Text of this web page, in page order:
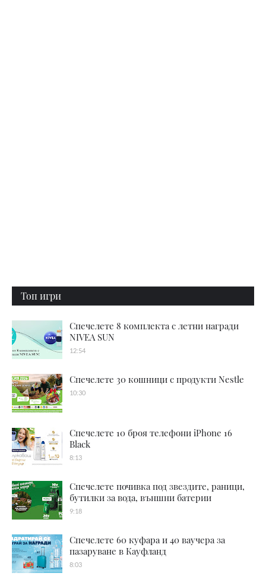
Топ игри
Спечелете 8 комплекта с летни награди
NIVEA SUN
12:54
Спечелете 30 кошници с продукти Nestle
10:30
Спечелете 10 броя телефони iPhone 16
Black
8:13
Спечелете почивка под звездите, раници,
бутилки за вода, външни батерии
9:18
Спечелете 60 куфара и 40 ваучера за
пазаруване в Кауфланд
8:03